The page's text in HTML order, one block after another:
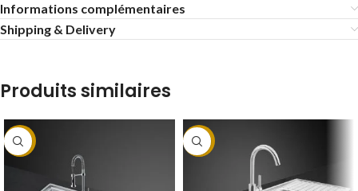
Informations complémentaires
Shipping & Delivery
Produits similaires
-17% -14%